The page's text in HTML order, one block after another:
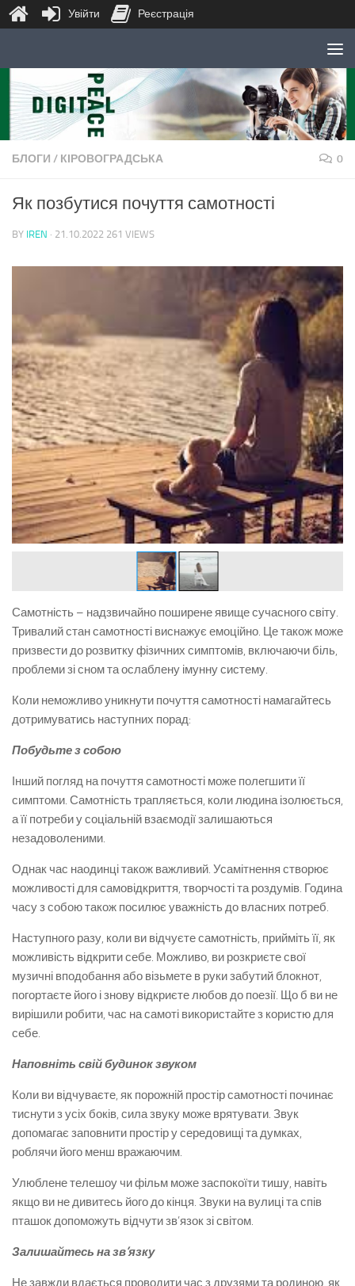
Skip to content
БЛОГИ / КІРОВОГРАДСЬКА 0
Як позбутися почуття самотності
BY IREN · 21.10.2022 261 VIEWS
Самотність – надзвичайно поширене явище сучасного світу.
Тривалий стан самотності виснажує емоційно. Це також може
призвести до розвитку фізичних симптомів, включаючи біль,
проблеми зі сном та ослаблену імунну систему.
Коли неможливо уникнути почуття самотності намагайтесь
дотримуватись наступних порад:
Побудьте з собою
Інший погляд на почуття самотності може полегшити її
симптоми. Самотність трапляється, коли людина ізолюється,
а її потреби у соціальній взаємодії залишаються
незадоволеними.
Однак час наодинці також важливий. Усамітнення створює
можливості для самовідкриття, творчості та роздумів. Година
часу з собою також посилює уважність до власних потреб.
Наступного разу, коли ви відчуєте самотність, прийміть її, як
можливість відкрити себе. Можливо, ви розкриєте свої
музичні вподобання або візьмете в руки забутий блокнот,
погортаєте його і знову відкриєте любов до поезії. Що б ви не
вирішили робити, час на самоті використайте з користю для
себе.
Наповніть свій будинок звуком
Коли ви відчуваєте, як порожній простір самотності починає
тиснути з усіх боків, сила звуку може врятувати. Звук
допомагає заповнити простір у середовищі та думках,
роблячи його менш вражаючим.
Улюблене телешоу чи фільм може заспокоїти тишу, навіть
якщо ви не дивитесь його до кінця. Звуки на вулиці та спів
пташок допоможуть відчути зв’язок зі світом.
Залишайтесь на зв’язку
Не завжди вдається проводити час з друзями та родиною, як
Увійти Реєстрація